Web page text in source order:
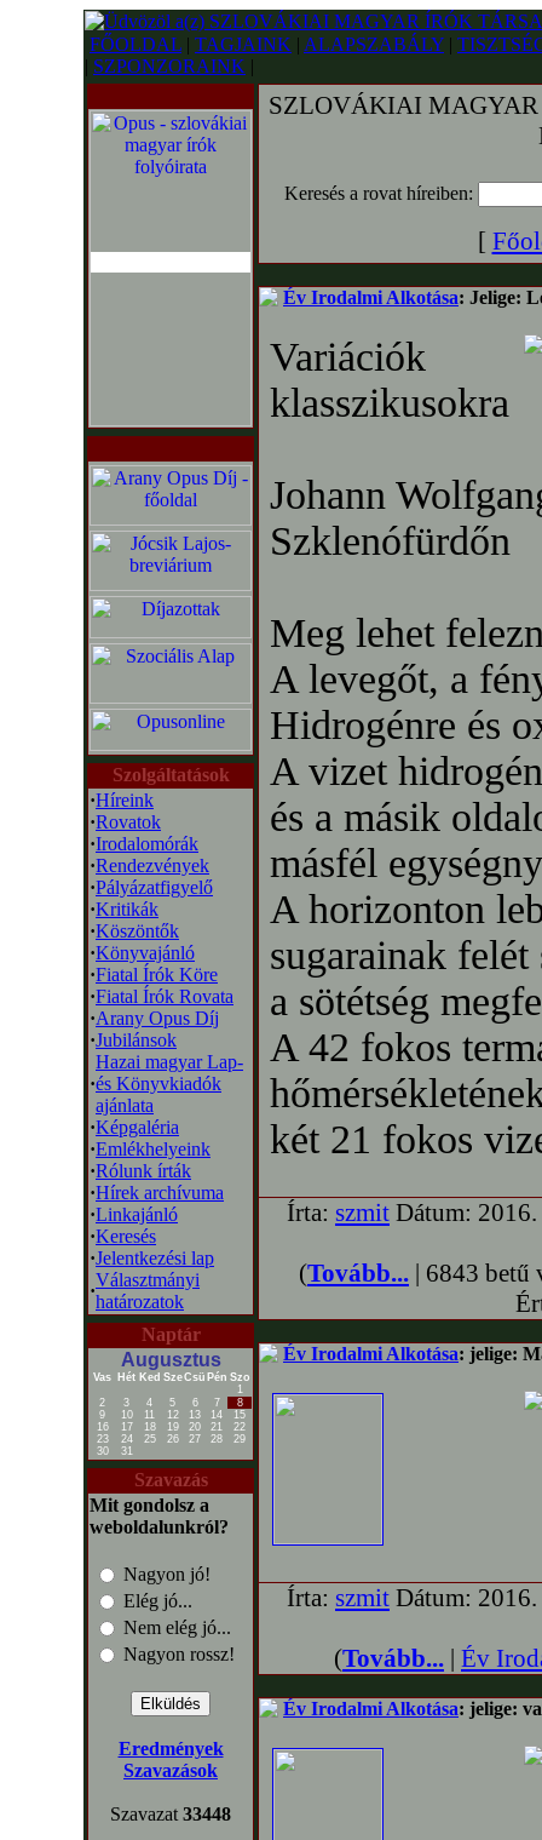
FŐOLDAL | TAGJAINK | ALAPSZABÁLY |
| SZPONZORAINK |
Szolgáltatások
·Híreink
·Rovatok
·Irodalomórák
·Rendezvények
·Pályázatfigyelő
·Kritikák
·Köszöntők
·Könyvajánló
·Fiatal Írók Köre
·Fiatal Írók Rovata
·Arany Opus Díj
·Jubilánsok
·
Hazai magyar Lap-
és Könyvkiadók
ajánlata
·Képgaléria
·Emlékhelyeink
·Rólunk írták
·Hírek archívuma
·Linkajánló
·Keresés
·Jelentkezési lap
·
Választmányi
határozatok
Naptár
Augusztus
Vas Hét Ked SzeCsü Pén Szo
1
2
3 4 5 6 7
8
9
10 11 12 13 14
15
16
17 18 19 20 21
22
23
24 25 26 27 28
29
30
31
Szavazás
Mit gondolsz a
weboldalunkról?
Nagyon jó!
Elég jó...
Nem elég jó...
Nagyon rossz!
Eredmények
Szavazások
Szavazat 33448
SZLOVÁKIAI MAGYAR
Keresés a rovat híreiben:
[
Év Irodalmi Alkotása: Jelige:
Variációk
klasszikusokra
Johann
Szklenófürdőn
Meg lehet
A levegőt, a
Hidrogénre és
A vizet
és a másik
másfél
A horizonton
sugarainak felét
a sötétség
A 42 fokos
két 21 fokos
Írta: szmit Dátum:
(Tovább... | 6843 betű
Év Irodalmi Alkotása: jelige:
Írta: szmit Dátum:
(Tovább... | Év
Év Irodalmi Alkotása: jelige: